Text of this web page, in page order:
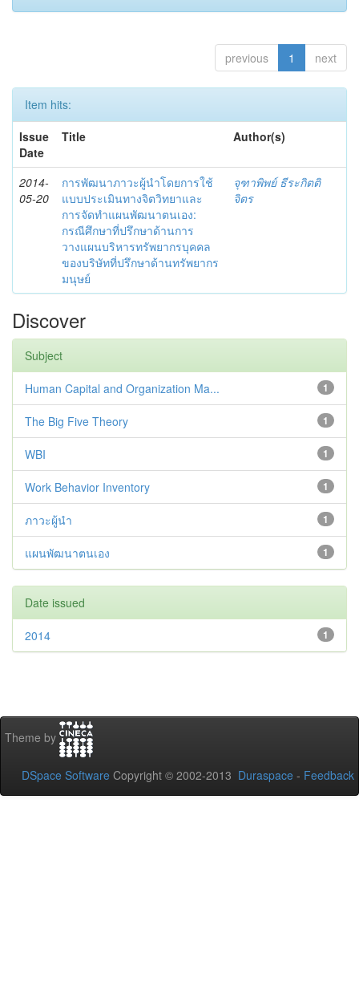
previous 1 next
Item hits:
Issue
Date
Title Author(s)
2014-
05-20
การพัฒนาภาวะผู้นำโดยการใช้
แบบประเมินทางจิตวิทยาและ
การจัดทำแผนพัฒนาตนเอง:
กรณีศึกษาที่ปรึกษาด้านการ
วางแผนบริหารทรัพยากรบุคคล
ของบริษัทที่ปรึกษาด้านทรัพยากร
มนุษย์
จุฑาพิพย์ ธีระกิตติ
จิตร
Discover
Subject
1
Human Capital and Organization Ma...
1
The Big Five Theory
1
WBI
1
Work Behavior Inventory
1
ภาวะผู้นำ
1
แผนพัฒนาตนเอง
Date issued
1
2014
Theme by
DSpace Software Copyright © 2002-2013 Duraspace - Feedback